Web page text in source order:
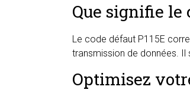
Que signifie le
Le code défaut P115E
transmission de données. Il
Optimisez